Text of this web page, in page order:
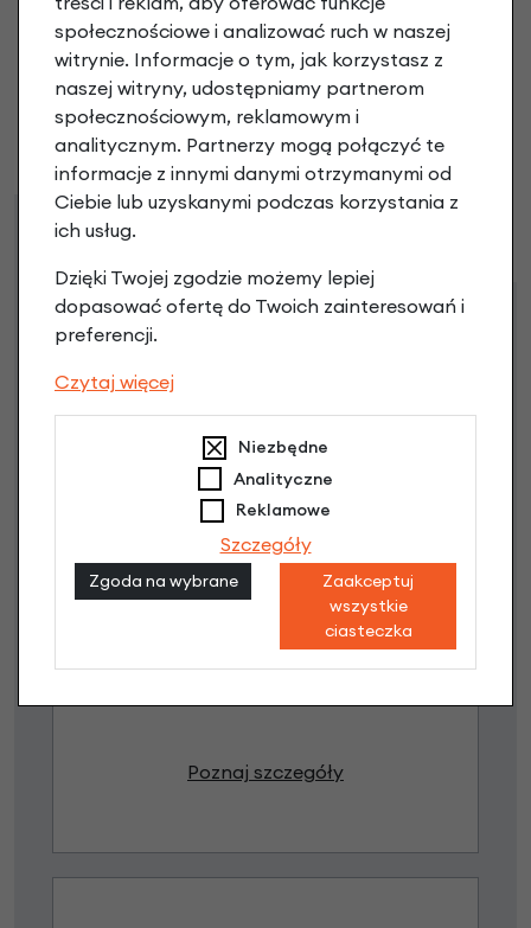
transportowy USH 230 mm opinie
Dodaj opinię
Brak opinii. Może warto dodać własną?
Raty
Dostępne propozycje
Jak kupić na
Raty 0%
Poznaj szczegóły
społecznościowe i analizować ruch w naszej
witrynie. Informacje o tym, jak korzystasz z
naszej witryny, udostępniamy partnerom
społecznościowym, reklamowym i
analitycznym. Partnerzy mogą połączyć te
informacje z innymi danymi otrzymanymi od
Ciebie lub uzyskanymi podczas korzystania z
ich usług.
Dzięki Twojej zgodzie możemy lepiej
dopasować ofertę do Twoich zainteresowań i
preferencji.
Czytaj więcej
Niezbędne
Analityczne
Reklamowe
Szczegóły
Zgoda na wybrane
Zaakceptuj
wszystkie
ciasteczka